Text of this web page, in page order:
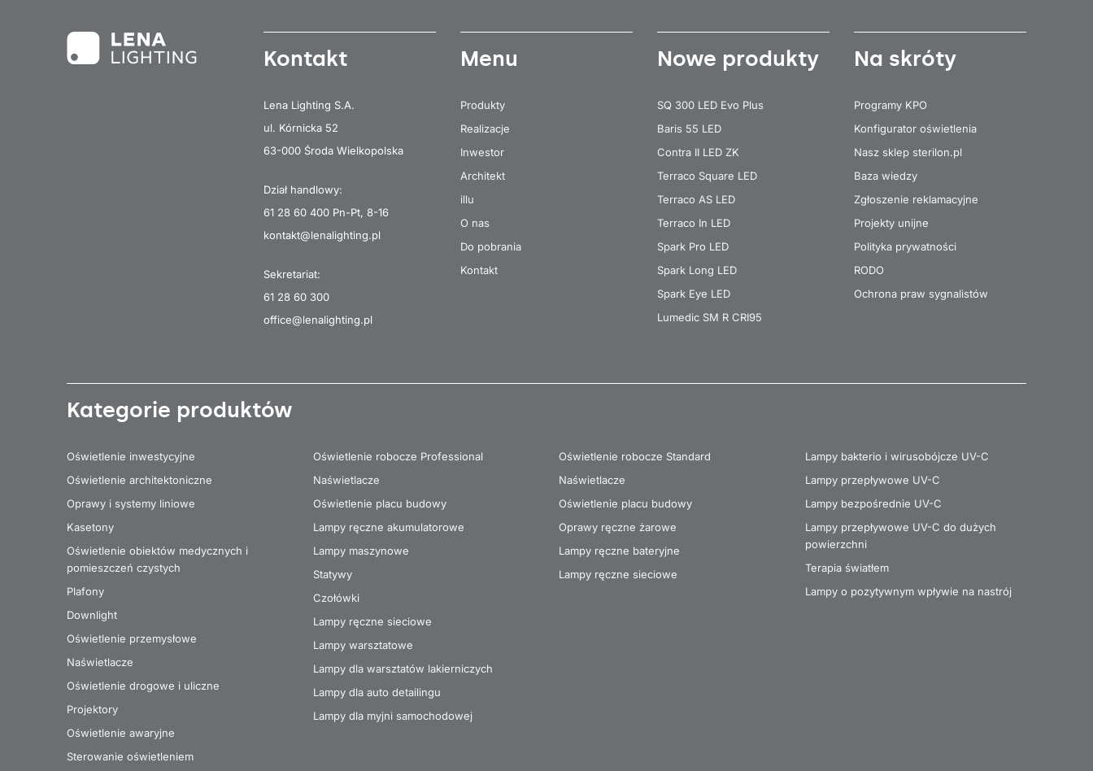
Kontakt
Lena Lighting S.A.
ul. Kórnicka 52
63-000 Środa Wielkopolska
Dział handlowy:
61 28 60 400 Pn-Pt, 8-16
kontakt@lenalighting.pl
Sekretariat:
61 28 60 300
office@lenalighting.pl
Menu
Produkty
Realizacje
Inwestor
Architekt
illu
O nas
Do pobrania
Kontakt
Nowe produkty
SQ 300 LED Evo Plus
Baris 55 LED
Contra II LED ZK
Terraco Square LED
Terraco AS LED
Terraco In LED
Spark Pro LED
Spark Long LED
Spark Eye LED
Lumedic SM R CRI95
Na skróty
Programy KPO
Konfigurator oświetlenia
Nasz sklep sterilon.pl
Baza wiedzy
Zgłoszenie reklamacyjne
Projekty unijne
Polityka prywatności
RODO
Ochrona praw sygnalistów
Kategorie produktów
Oświetlenie inwestycyjne
Oświetlenie architektoniczne
Oprawy i systemy liniowe
Kasetony
Oświetlenie obiektów medycznych i
pomieszczeń czystych
Plafony
Downlight
Oświetlenie przemysłowe
Naświetlacze
Oświetlenie drogowe i uliczne
Projektory
Oświetlenie awaryjne
Sterowanie oświetleniem
Oświetlenie robocze Professional
Naświetlacze
Oświetlenie placu budowy
Lampy ręczne akumulatorowe
Lampy maszynowe
Statywy
Czołówki
Lampy ręczne sieciowe
Lampy warsztatowe
Lampy dla warsztatów lakierniczych
Lampy dla auto detailingu
Lampy dla myjni samochodowej
Oświetlenie robocze Standard
Naświetlacze
Oświetlenie placu budowy
Oprawy ręczne żarowe
Lampy ręczne bateryjne
Lampy ręczne sieciowe
Lampy bakterio i wirusobójcze UV-C
Lampy przepływowe UV-C
Lampy bezpośrednie UV-C
Lampy przepływowe UV-C do dużych
powierzchni
Terapia światłem
Lampy o pozytywnym wpływie na nastrój